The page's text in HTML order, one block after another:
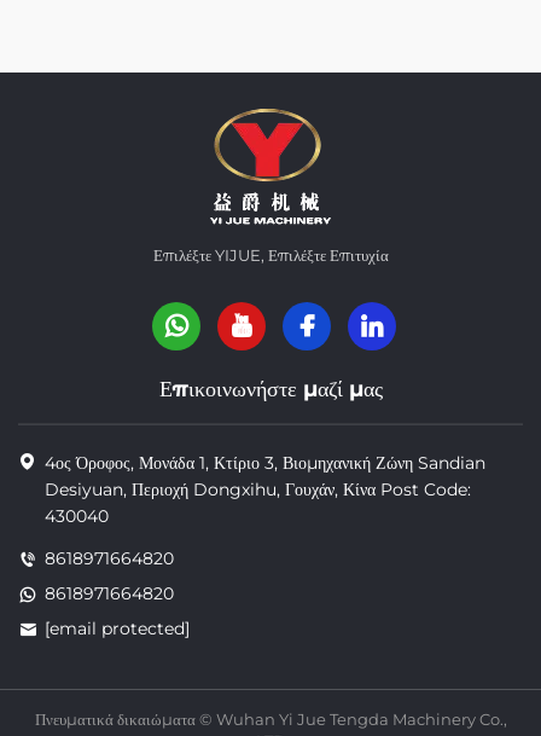
Επιλέξτε YIJUE, Επιλέξτε Επιτυχία
Επικοινωνήστε μαζί μας
4ος Όροφος, Μονάδα 1, Κτίριο 3, Βιομηχανική Ζώνη Sandian
Desiyuan, Περιοχή Dongxihu, Γουχάν, Κίνα Post Code:
430040
8618971664820
8618971664820
[email protected]
Πνευματικά δικαιώματα © Wuhan Yi Jue Tengda Machinery Co.,